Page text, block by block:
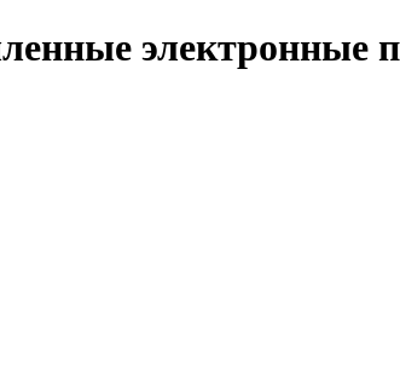
электронные